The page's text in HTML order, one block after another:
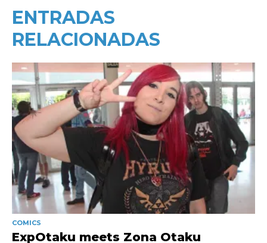
ENTRADAS
RELACIONADAS
COMICS
ExpOtaku meets Zona Otaku